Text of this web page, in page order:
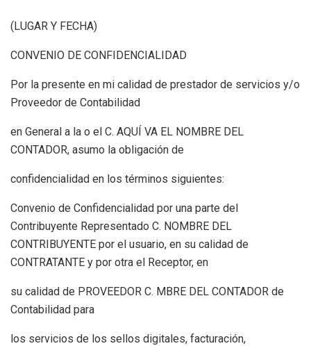
(LUGAR Y FECHA)
CONVENIO DE CONFIDENCIALIDAD
Por la presente en mi calidad de prestador de servicios y/o
Proveedor de Contabilidad
en General a la o el C. AQUÍ VA EL NOMBRE DEL
CONTADOR, asumo la obligación de
confidencialidad en los términos siguientes:
Convenio de Confidencialidad por una parte del
Contribuyente Representado C. NOMBRE DEL
CONTRIBUYENTE por el usuario, en su calidad de
CONTRATANTE y por otra el Receptor, en
su calidad de PROVEEDOR C. MBRE DEL CONTADOR de
Contabilidad para
los servicios de los sellos digitales, facturación,